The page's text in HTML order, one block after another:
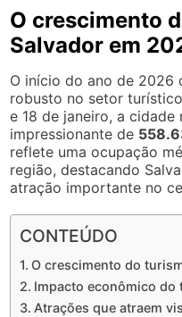
O crescimento
Salvador em
O início do ano de 2026
robusto no setor
e 18 de janeiro, a cidade
impressionante de
reflete uma ocupação
região, destacando
atração importante no
CONTEÚDO
O crescimento do
Impacto econômico do
Atrações que atraem